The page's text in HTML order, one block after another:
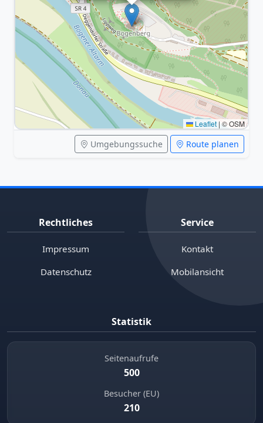
Leaflet | © OSM
Umgebungssuche Route planen
Rechtliches
Impressum
Datenschutz
Service
Kontakt
Mobilansicht
Statistik
Seitenaufrufe
500
Besucher (EU)
210